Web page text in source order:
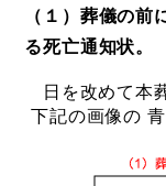
（１）葬儀の
る死亡通知状。
日を改めて本
下記の画像の